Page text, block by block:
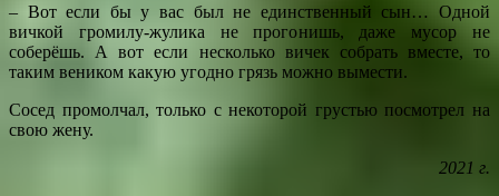
– Вот если бы у вас был не единственный сын… Одной
вичкой громилу-жулика не прогонишь, даже мусор не
соберёшь. А вот если несколько вичек собрать вместе, то
таким веником какую угодно грязь можно вымести.
Сосед промолчал, только с некоторой грустью посмотрел на
свою жену.
2021 г.